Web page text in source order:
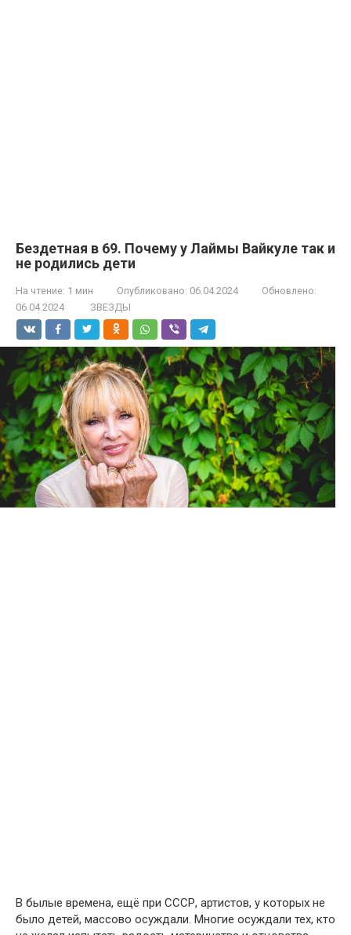
Бездетная в 69. Почему у Лаймы Вайкуле так и
не родились дети
На чтение: 1 мин Опубликовано: 06.04.2024
Обновлено:
06.04.2024
ЗВЕЗДЫ
В былые времена, ещё при СССР, артистов, у которых не
было детей, массово осуждали. Многие осуждали тех, кто